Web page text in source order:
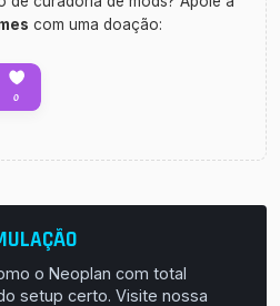
com uma doação:
o Neoplan com total
setup certo. Visite nossa